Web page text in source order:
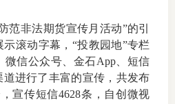
范非法期货宣传月活动”的引
滚动字幕，“投教园地”专栏
微信公众号、金石App、短信
道进行了丰富的宣传，共发布
宣传短信4628条，自创微视